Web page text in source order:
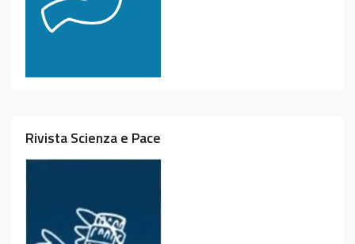
Rivista Scienza e Pace